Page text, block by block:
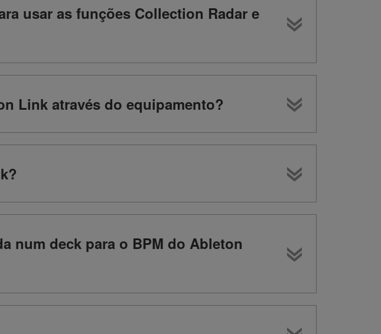
usar as funções Collection Radar e
Link através do equipamento?
num deck para o BPM do Ableton